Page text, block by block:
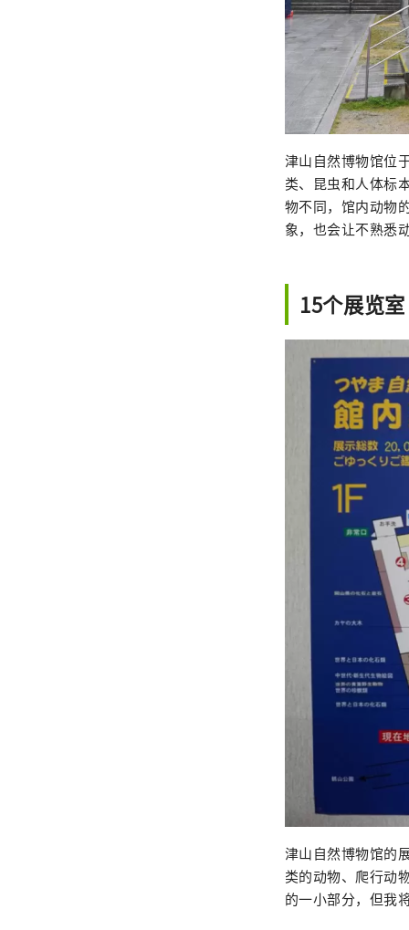
津山自然博物馆位
类、昆虫和人体标
物不同，馆内动物
象，也会让不熟悉
15个展览室
津山自然博物馆的
类的动物、爬行动
的一小部分，但我